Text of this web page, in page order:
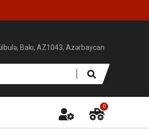
Bakı, AZ1043, Azərbaycan
0